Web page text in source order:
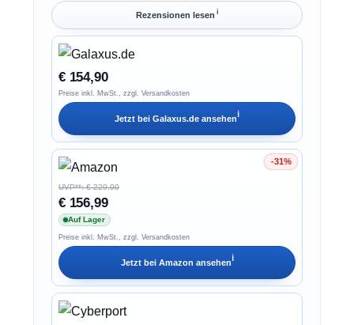
Rezensionen lesen ℹ︎
€ 154,90
Preise inkl. MwSt., zzgl. Versandkosten
Jetzt bei Galaxus.de ansehenℹ︎
-31%
Ersparnis 31%
UVP**: € 229,00
€ 156,99
Auf Lager
Preise inkl. MwSt., zzgl. Versandkosten
Jetzt bei Amazon ansehenℹ︎